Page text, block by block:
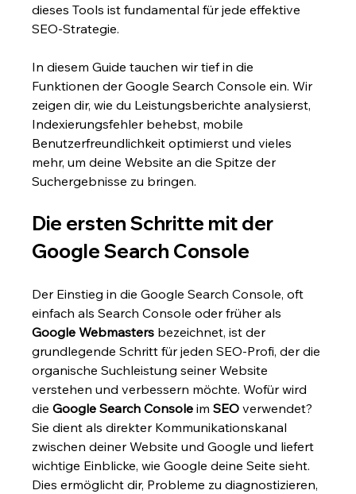
dieses Tools ist fundamental für jede effektive
SEO-Strategie.
In diesem Guide tauchen wir tief in die
Funktionen der Google Search Console ein. Wir
zeigen dir, wie du Leistungsberichte analysierst,
Indexierungsfehler behebst, mobile
Benutzerfreundlichkeit optimierst und vieles
mehr, um deine Website an die Spitze der
Suchergebnisse zu bringen.
Die ersten Schritte mit der
Google Search Console
Der Einstieg in die Google Search Console, oft
einfach als Search Console oder früher als
Google Webmasters bezeichnet, ist der
grundlegende Schritt für jeden SEO-Profi, der die
organische Suchleistung seiner Website
verstehen und verbessern möchte. Wofür wird
die Google Search Console im SEO verwendet?
Sie dient als direkter Kommunikationskanal
zwischen deiner Website und Google und liefert
wichtige Einblicke, wie Google deine Seite sieht.
Dies ermöglicht dir, Probleme zu diagnostizieren,